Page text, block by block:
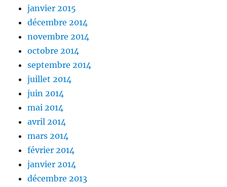
janvier 2015
décembre 2014
novembre 2014
octobre 2014
septembre 2014
juillet 2014
juin 2014
mai 2014
avril 2014
mars 2014
février 2014
janvier 2014
décembre 2013